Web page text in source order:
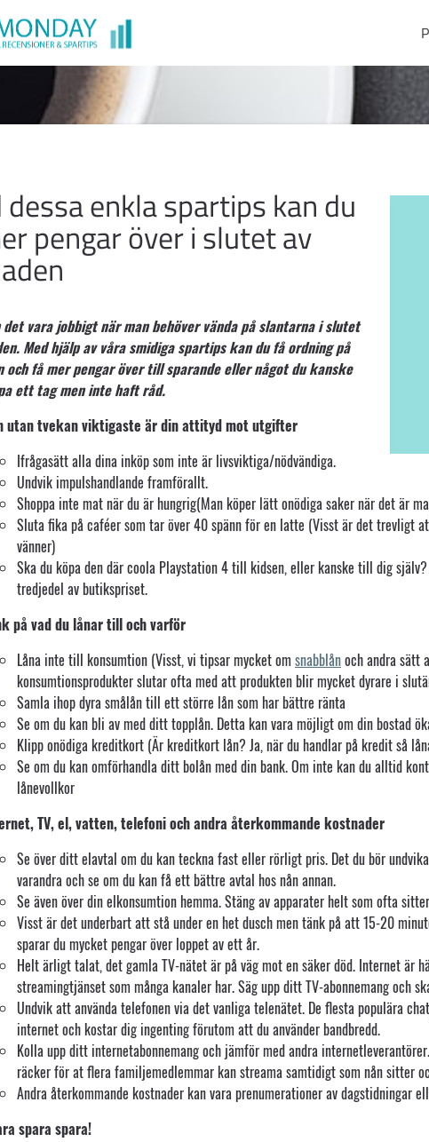
dessa enkla spartips kan du
pengar över i slutet av
det vara jobbigt när man behöver vända på slantarna i slutet
Med hjälp av våra smidiga spartips kan du få ordning på
och få mer pengar över till sparande eller något du kanske
ett tag men inte haft råd.
utan tvekan viktigaste är din attityd mot utgifter
Ifrågasätt alla dina inköp som inte är livsviktiga/nödvändiga.
Undvik impulshandlande framförallt.
Shoppa inte mat när du är hungrig(Man köper lätt onödiga saker när det är
Sluta fika på caféer som tar över 40 spänn för en latte (Visst är det trevligt
vänner)
Ska du köpa den där coola Playstation 4 till kidsen, eller kanske till dig
tredjedel av butikspriset.
på vad du lånar till och varför
Låna inte till konsumtion (Visst, vi tipsar mycket om snabblånoch andra sätt
konsumtionsprodukter slutar ofta med att produkten blir mycket dyrare i
Samla ihop dyra smålån till ett större lån som har bättre ränta
Se om du kan bli av med ditt topplån. Detta kan vara möjligt om din bostad
Klipp onödiga kreditkort (Är kreditkort lån? Ja, när du handlar på kredit så
Se om du kan omförhandla ditt bolån med din bank. Om inte kan du alltid
lånevollkor
TV, el, vatten, telefoni och andra återkommande kostnader
Se över ditt elavtal om du kan teckna fast eller rörligt pris. Det du bör
varandra och se om du kan få ett bättre avtal hos nån annan.
Se även över din elkonsumtion hemma. Stäng av apparater helt som ofta
Visst är det underbart att stå under en het dusch men tänk på att 15-20
sparar du mycket pengar över loppet av ett år.
Helt ärligt talat, det gamla TV-nätet är på väg mot en säker död. Internet är
streamingtjänset som många kanaler har. Säg upp ditt TV-abonnemang och
Undvik att använda telefonen via det vanliga telenätet. De flesta populära
internet och kostar dig ingenting förutom att du använder bandbredd.
Kolla upp ditt internetabonnemang och jämför med andra
räcker för at flera familjemedlemmar kan streama samtidigt som nån sitter
Andra återkommande kostnader kan vara prenumerationer av
spara spara!